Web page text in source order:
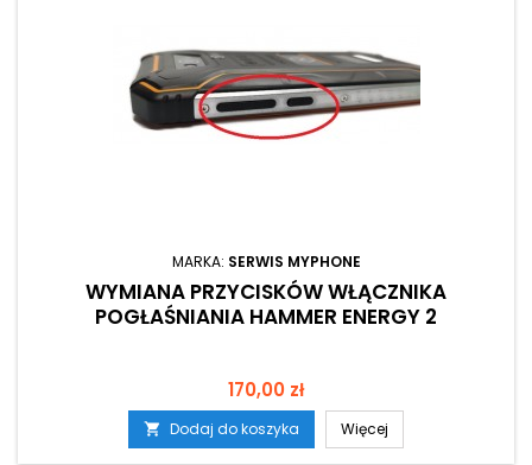
MARKA: SERWIS MYPHONE
WYMIANA PRZYCISKÓW WŁĄCZNIKA
POGŁAŚNIANIA HAMMER ENERGY 2
Cena
170,00 zł
 Dodaj do koszyka Więcej